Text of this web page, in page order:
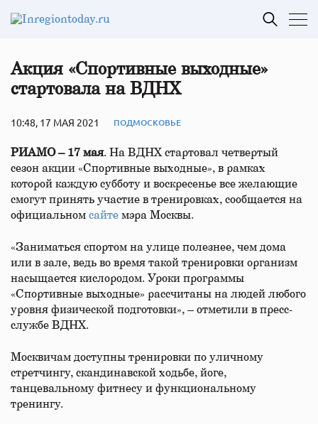
Акция «Спортивные выходные»
стартовала на ВДНХ
10:48, 17 МАЯ 2021 ПОДМОСКОВЬЕ
РИАМО – 17 мая. На ВДНХ стартовал четвертый
сезон акции «Спортивные выходные», в рамках
которой каждую субботу и воскресенье все желающие
смогут принять участие в тренировках, сообщается на
официальном сайте мэра Москвы.
«Заниматься спортом на улице полезнее, чем дома
или в зале, ведь во время такой тренировки организм
насыщается кислородом. Уроки программы
«Спортивные выходные» рассчитаны на людей любого
уровня физической подготовки», – отметили в пресс-
службе ВДНХ.
Москвичам доступны тренировки по уличному
стретчингу, скандинавской ходьбе, йоге,
танцевальному фитнесу и функциональному
тренингу.